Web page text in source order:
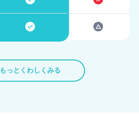
もっとくわしくみる